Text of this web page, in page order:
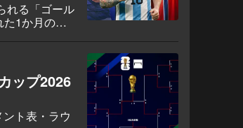
れる「ゴール
1か月の熱
のはどのス
ップ2026
ト表・ラウ